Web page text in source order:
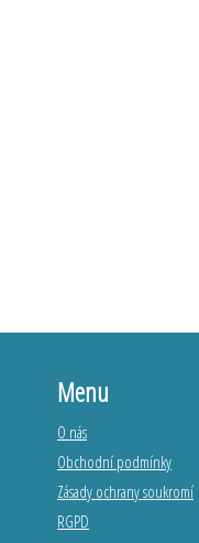
Menu
O nás
Obchodní podmínky
Zásady ochrany soukromí
RGPD